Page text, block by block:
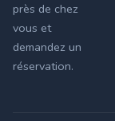
près de chez
vous et
demandez un
réservation.